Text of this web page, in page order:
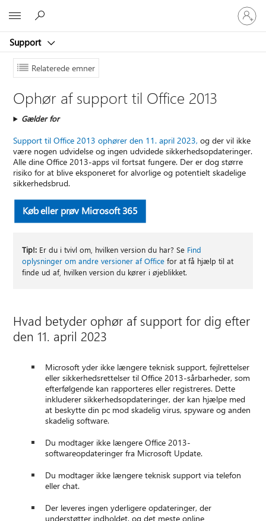
Support
Log
på
din
Relaterede emner
Ophør af support til Office 2013
Gælder for
Support til Office 2013 ophører den 11. april 2023, og der vil ikke
være nogen udvidelse og ingen udvidede sikkerhedsopdateringer.
Alle dine Office 2013-apps vil fortsat fungere. Der er dog større
risiko for at blive eksponeret for alvorlige og potentielt skadelige
sikkerhedsbrud.
Køb eller prøv Microsoft 365
Tip!: Er du i tvivl om, hvilken version du har? Se Find
oplysninger om andre versioner af Officefor at få hjælp til at
finde ud af, hvilken version du kører i øjeblikket.
Hvad betyder ophør af support for dig efter
den 11. april 2023
Microsoft yder ikke længere teknisk support, fejlrettelser
eller sikkerhedsrettelser til Office 2013-sårbarheder, som
efterfølgende kan rapporteres eller registreres. Dette
inkluderer sikkerhedsopdateringer, der kan hjælpe med
at beskytte din pc mod skadelig virus, spyware og anden
skadelig software.
Du modtager ikke længere Office 2013-
softwareopdateringer fra Microsoft Update.
Du modtager ikke længere teknisk support via telefon
eller chat.
Der leveres ingen yderligere opdateringer, der
understøtter indholdet, og det meste online